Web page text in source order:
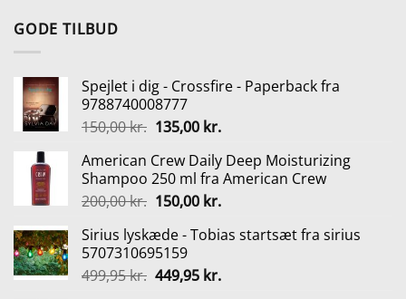
GODE TILBUD
Spejlet i dig - Crossfire - Paperback fra
9788740008777
150,00kr. Den
pris
var:
150,00 kr..
135,00 kr.Den
pris
er:
135,00 kr..
American Crew Daily Deep Moisturizing
Shampoo 250 ml fra American Crew
200,00kr. Den
pris
var:
200,00 kr..
150,00 kr.Den
pris
150,00 kr..
Sirius lyskæde - Tobias startsæt fra sirius
5707310695159
499,95kr. Den
449,95 kr.Den